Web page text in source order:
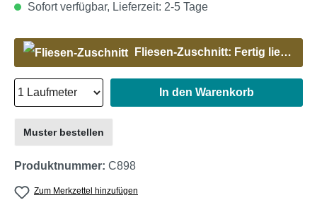
Sofort verfügbar, Lieferzeit: 2-5 Tage
Fliesen-Zuschnitt: Fertig liefern lassen
In den Warenkorb
Zum Merkzettel hinzufügen
Muster bestellen
Produktnummer: C898